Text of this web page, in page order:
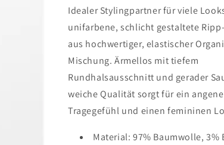
Idealer Stylingpartner für viele
unifarbene, schlicht gestaltete
aus hochwertiger, elastischer
Mischung. Ärmellos mit tiefem
Rundhalsausschnitt und gerader
weiche Qualität sorgt für ein
Tragegefühl und einen femininen
Material: 97% Baumwolle, 3%